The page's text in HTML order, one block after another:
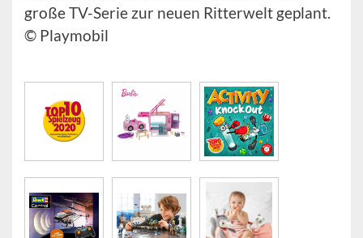
große TV-Serie zur neuen Ritterwelt geplant.
© Playmobil